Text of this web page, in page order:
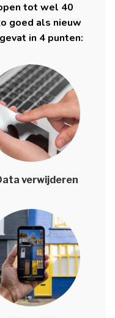
tot wel 40
goed als nieuw
in 4 punten:
verwijderen